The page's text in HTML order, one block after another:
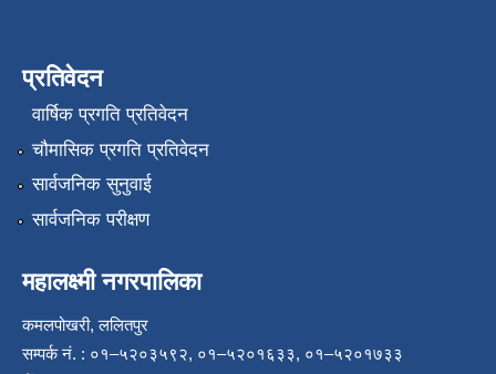
प्रतिवेदन
वार्षिक प्रगति प्रतिवेदन
चौमासिक प्रगति प्रतिवेदन
सार्वजनिक सुनुवाई
सार्वजनिक परीक्षण
महालक्ष्मी नगरपालिका
कमलपोखरी, ललितपुर
सम्पर्क नं. : ०१–५२०३५९२, ०१–५२०१६३३, ०१–५२०१७३३